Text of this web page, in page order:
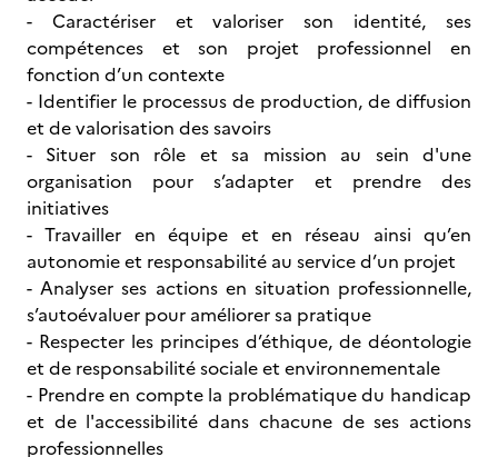
- Caractériser et valoriser son identité, ses
compétences et son projet professionnel en
fonction d’un contexte
- Identifier le processus de production, de diffusion
et de valorisation des savoirs
- Situer son rôle et sa mission au sein d'une
organisation pour s’adapter et prendre des
initiatives
- Travailler en équipe et en réseau ainsi qu’en
autonomie et responsabilité au service d’un projet
- Analyser ses actions en situation professionnelle,
s’autoévaluer pour améliorer sa pratique
- Respecter les principes d’éthique, de déontologie
et de responsabilité sociale et environnementale
- Prendre en compte la problématique du handicap
et de l'accessibilité dans chacune de ses actions
professionnelles